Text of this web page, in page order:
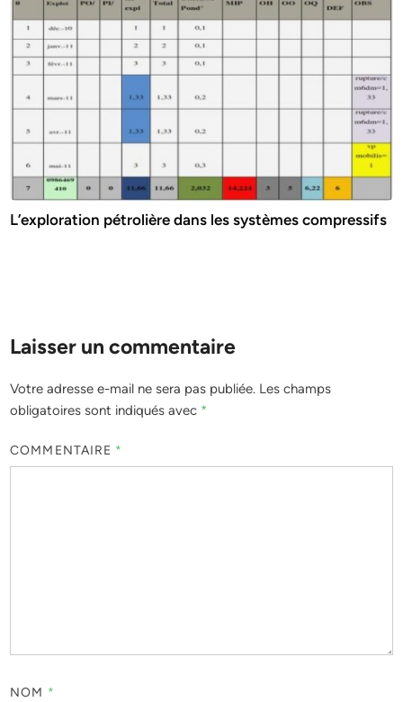
L’exploration pétrolière dans les systèmes compressifs
Laisser un commentaire
Votre adresse e-mail ne sera pas publiée. Les champs
obligatoires sont indiqués avec *
COMMENTAIRE *
NOM *